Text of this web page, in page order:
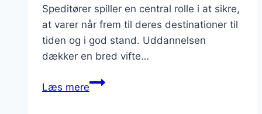
Speditører spiller en central rolle i at sikre,
at varer når frem til deres destinationer til
tiden og i god stand. Uddannelsen
dækker en bred vifte…
Læs mereSpeditøruddannelse: